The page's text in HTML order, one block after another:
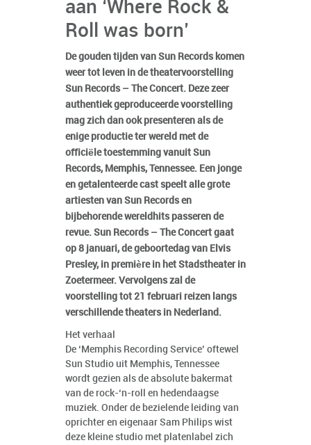
aan ‘Where Rock &
Roll was born’
De gouden tijden van Sun Records komen
weer tot leven in de theatervoorstelling
Sun Records – The Concert. Deze zeer
authentiek geproduceerde voorstelling
mag zich dan ook presenteren als de
enige productie ter wereld met de
officiële toestemming vanuit Sun
Records, Memphis, Tennessee. Een jonge
en getalenteerde cast speelt alle grote
artiesten van Sun Records en
bijbehorende wereldhits passeren de
revue. Sun Records – The Concert gaat
op 8 januari, de geboortedag van Elvis
Presley, in première in het Stadstheater in
Zoetermeer. Vervolgens zal de
voorstelling tot 21 februari reizen langs
verschillende theaters in Nederland.
Het verhaal
De ‘Memphis Recording Service’ oftewel
Sun Studio uit Memphis, Tennessee
wordt gezien als de absolute bakermat
van de rock-‘n-roll en hedendaagse
muziek. Onder de bezielende leiding van
oprichter en eigenaar Sam Philips wist
deze kleine studio met platenlabel zich